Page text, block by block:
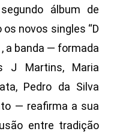
álbum de
os novos singles “D
, a banda — formada
J Martins, Maria
Pedro da Silva
— reafirma a sua
entre tradição